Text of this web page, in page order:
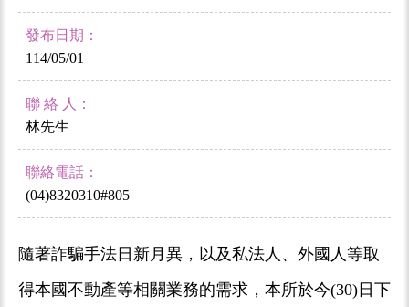
發布日期：
114/05/01
聯 絡 人：
林先生
聯絡電話：
(04)8320310#805
隨著詐騙手法日新月異，以及私法人、外國人等取
得本國不動產等相關業務的需求，本所於今(30)日下